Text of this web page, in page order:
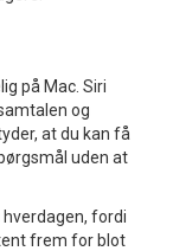
på Mac. Siri
og
at du kan få
uden at
fordi
frem for blot